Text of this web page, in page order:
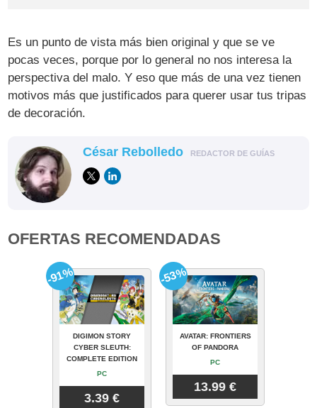
Es un punto de vista más bien original y que se ve
pocas veces, porque por lo general no nos interesa la
perspectiva del malo. Y eso que más de una vez tienen
motivos más que justificados para querer usar tus tripas
de decoración.
César Rebolledo REDACTOR DE GUÍAS
OFERTAS RECOMENDADAS
DIGIMON STORY
CYBER SLEUTH:
COMPLETE EDITION
PC
3.39 €
-91%
AVATAR: FRONTIERS
OF PANDORA
PC
13.99 €
-53%